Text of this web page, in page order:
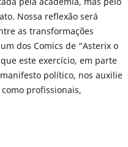
Nossa reflexão será
as transformações
dos Comics de “Asterix o
este exercício, em parte
político, nos auxilie
profissionais,